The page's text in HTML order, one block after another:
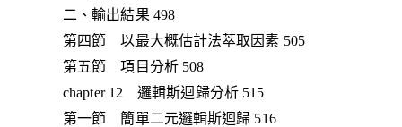
二、輸出結果 498
第四節 以最大概估計法萃取因素 505
第五節 項目分析 508
chapter 12 邏輯斯迴歸分析 515
第一節 簡單二元邏輯斯迴歸 516